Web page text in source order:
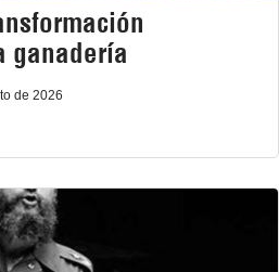
ganadería
de 2026